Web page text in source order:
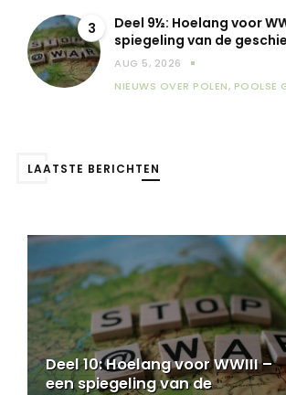
3
Deel 9½: Hoelang voor
spiegeling van de
AUG 5, 2026
NIEUWS OVER POLEN, POOLSE
LAATSTE BERICHTEN
Deel 9½: Hoelang voor WWIII –
een spiegeling van de